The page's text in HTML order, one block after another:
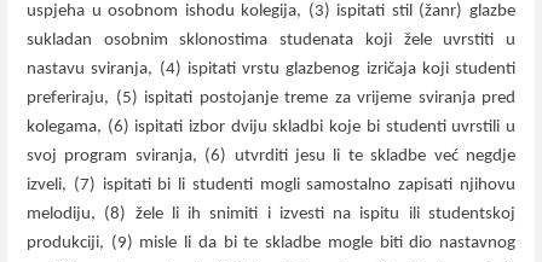
uspjeha u osobnom ishodu kolegija, (3) ispitati stil (žanr) glazbe
sukladan osobnim sklonostima studenata koji žele uvrstiti u
nastavu sviranja, (4) ispitati vrstu glazbenog izričaja koji studenti
preferiraju, (5) ispitati postojanje treme za vrijeme sviranja pred
kolegama, (6) ispitati izbor dviju skladbi koje bi studenti uvrstili u
svoj program sviranja, (6) utvrditi jesu li te skladbe već negdje
izveli, (7) ispitati bi li studenti mogli samostalno zapisati njihovu
melodiju, (8) žele li ih snimiti i izvesti na ispitu ili studentskoj
produkciji, (9) misle li da bi te skladbe mogle biti dio nastavnog